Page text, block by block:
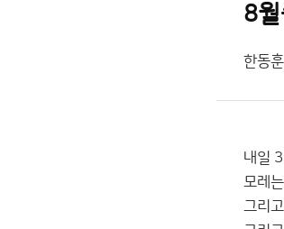
8
한동훈
내일
모레
그리